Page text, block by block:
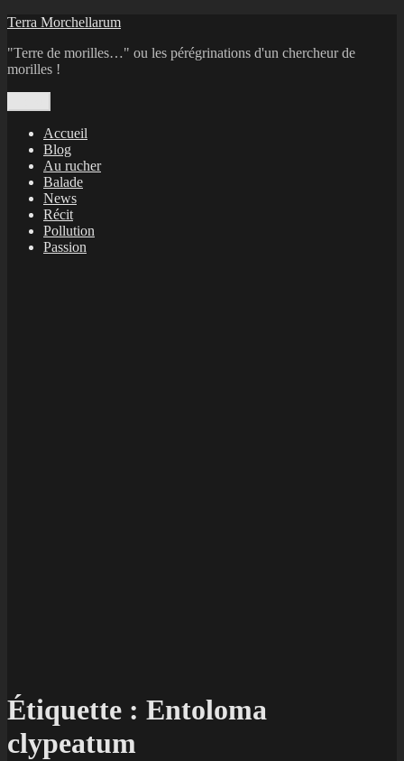
Aller
contenu
Terra Morchellarum
"Terre de morilles…" ou les pérégrinations d'un chercheur de
morilles !
Accueil
Blog
Au rucher
Balade
News
Récit
Pollution
Passion
Étiquette : Entoloma
clypeatum